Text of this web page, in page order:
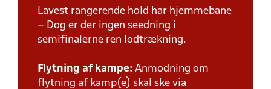
Lavest rangerende hold har hjemmebane
– Dog er der ingen seedning i
semifinalerne ren lodtrækning.
Flytning af kampe: Anmodning om
flytning af kamp(e) skal ske via